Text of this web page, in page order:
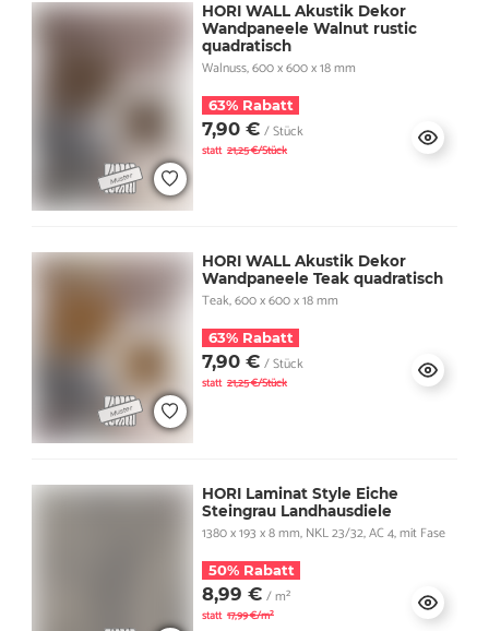
HORI WALL Akustik Dekor
Wandpaneele Walnut rustic
quadratisch
Walnuss, 600 x 600 x 18 mm
63% Rabatt
7,90 € / Stück
statt 21,25 €/Stück
HORI WALL Akustik Dekor
Wandpaneele Teak quadratisch
Teak, 600 x 600 x 18 mm
63% Rabatt
7,90 € / Stück
statt 21,25 €/Stück
HORI Laminat Style Eiche
Steingrau Landhausdiele
1380 x 193 x 8 mm, NKL 23/32, AC 4, mit Fase
50% Rabatt
8,99 € / m²
statt 17,99 €/m²